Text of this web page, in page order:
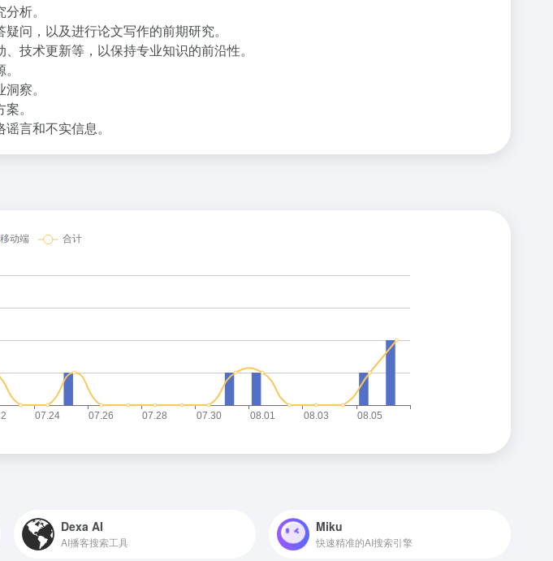
析。
问，以及进行论文写作的前期研究。
技术更新等，以保持专业知识的前沿性。
察。
。
言和不实信息。
Dexa AI
AI播客搜索工具
Miku
快速精准的AI搜索引擎